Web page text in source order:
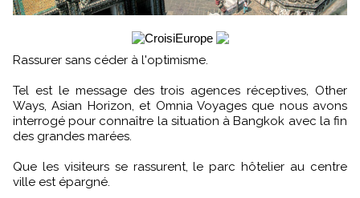
Rassurer sans céder à l'optimisme.
Tel est le message des trois agences réceptives, Other
Ways, Asian Horizon, et Omnia Voyages que nous avons
interrogé pour connaître la situation à Bangkok avec la fin
des grandes marées.
Que les visiteurs se rassurent, le parc hôtelier au centre
ville est épargné.